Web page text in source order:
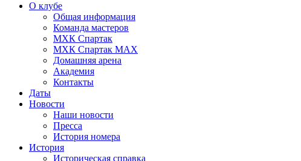
О клубе
Общая информация
Команда мастеров
МХК Спартак
МХК Спартак МАХ
Домашняя арена
Академия
Контакты
Даты
Новости
Наши новости
Пресса
История номера
История
Историческая справка